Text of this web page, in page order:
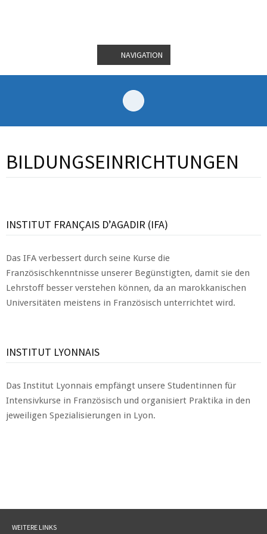
NAVIGATION
BILDUNGS­EINRICHTUNGEN
INSTITUT FRANÇAIS D’AGADIR (IFA)
Das IFA verbessert durch seine Kurse die
Französischkenntnisse unserer Begünstigten, damit sie den
Lehrstoff besser verstehen können, da an marokkanischen
Universitäten meistens in Französisch unterrichtet wird.
INSTITUT LYONNAIS
Das Institut Lyonnais empfängt unsere Studentinnen für
Intensivkurse in Französisch und organisiert Praktika in den
jeweiligen Spezialisierungen in Lyon.
WEITERE LINKS